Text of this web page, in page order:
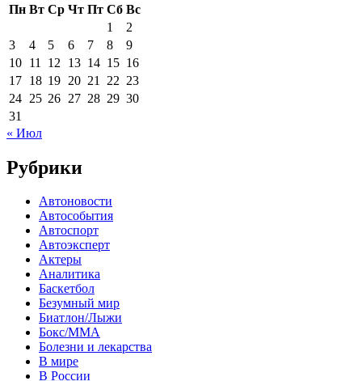
Пн Вт Ср Чт Пт Сб Вс
1
2
3
4 5 6 7 8
9
10 11 12 13 14 15 16
17 18 19 20 21 22 23
24 25 26 27 28 29 30
31
« Июл
Рубрики
Автоновости
Автособытия
Автоспорт
Автоэксперт
Актеры
Аналитика
Баскетбол
Безумный мир
Биатлон/Лыжи
Бокс/MMA
Болезни и лекарства
В мире
В России